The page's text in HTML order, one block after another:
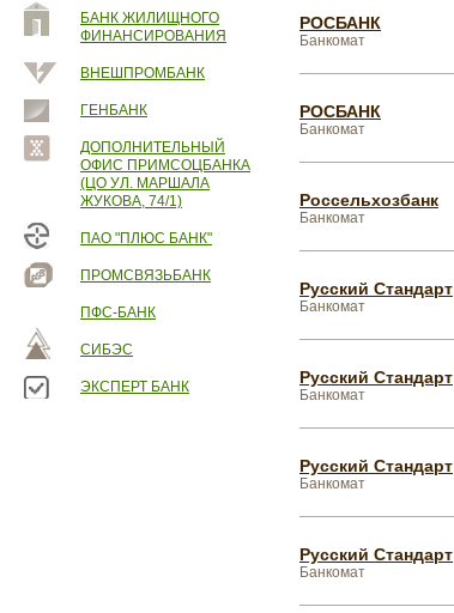
БАНК ЖИЛИЩНОГО
ФИНАНСИРОВАНИЯ
ВНЕШПРОМБАНК
ГЕНБАНК
ДОПОЛНИТЕЛЬНЫЙ
ОФИС ПРИМСОЦБАНКА
(ЦО УЛ. МАРШАЛА
ЖУКОВА, 74/1)
ПАО "ПЛЮС БАНК"
ПРОМСВЯЗЬБАНК
ПФС-БАНК
СИБЭС
ЭКСПЕРТ БАНК
РОСБАНК
Банкомат
РОСБАНК
Банкомат
Россельхозбанк
Банкомат
Русский Стандарт
Банкомат
Русский Стандарт
Банкомат
Русский Стандарт
Банкомат
Русский Стандарт
Банкомат